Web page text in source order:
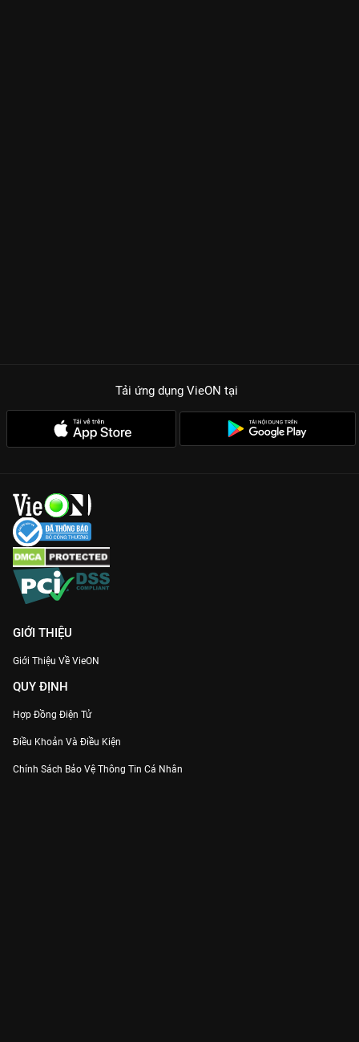
Tải ứng dụng VieON tại
GIỚI THIỆU
Giới Thiệu Về VieON
QUY ĐỊNH
Hợp Đồng Điện Tử
Điều Khoản Và Điều Kiện
Chính Sách Bảo Vệ Thông Tin Cá Nhân